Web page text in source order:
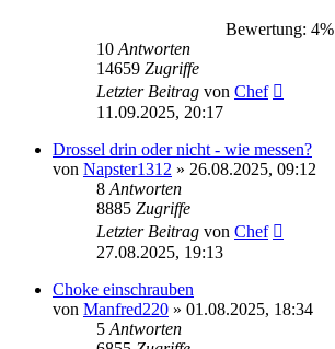
Bewertung: 4%
10 Antworten
14659 Zugriffe
Letzter Beitrag von Chef
11.09.2025, 20:17
Drossel drin oder nicht - wie messen?
von Napster1312 » 26.08.2025, 09:12
8 Antworten
8885 Zugriffe
Letzter Beitrag von Chef
27.08.2025, 19:13
Choke einschrauben
von Manfred220 » 01.08.2025, 18:34
5 Antworten